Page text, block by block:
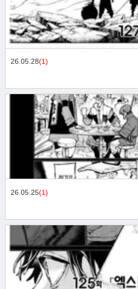
26.05.28(1)
26.05.25(1)